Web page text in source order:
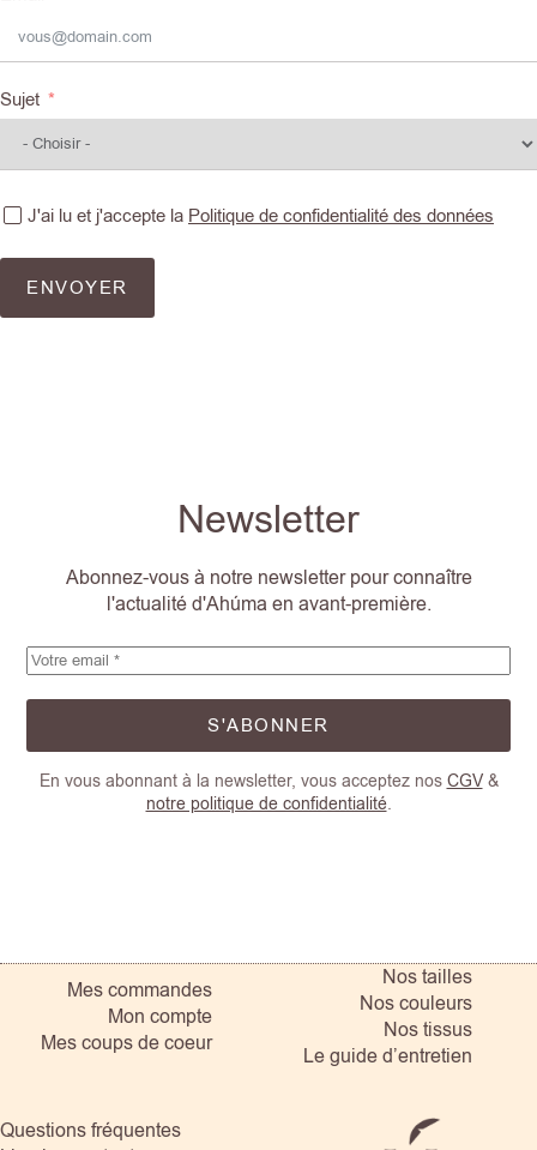
Sujet
J'ai lu et j'accepte la Politique de confidentialité des données
ENVOYER
Newsletter
Abonnez-vous à notre newsletter pour connaître
l'actualité d'Ahúma en avant-première.
S'ABONNER
En vous abonnant à la newsletter, vous acceptez nos CGV&
notre politique de confidentialité.
Mes commandes
Mon compte
Mes coups de coeur
Nos tailles
Nos couleurs
Nos tissus
Le guide d’entretien
Questions fréquentes